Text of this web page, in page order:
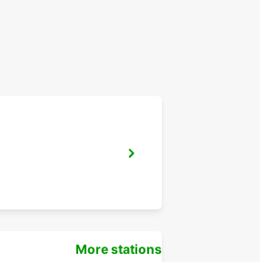
More stations